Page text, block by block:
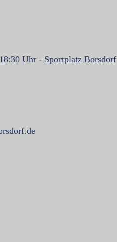
Uhr - Sportplatz Borsdorf